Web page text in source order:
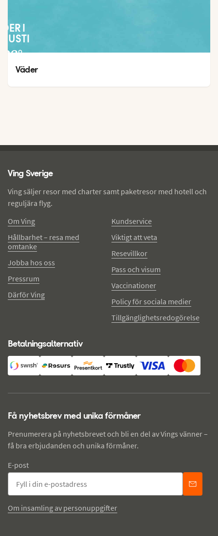
I
26°
21°
Väder
Ving Sverige
Ving säljer resor med charter samt paketresor med hotell och
reguljära flyg.
Om Ving
Hållbarhet – resa med
omtanke
Jobba hos oss
Pressrum
Därför Ving
Kundservice
Viktigt att veta
Resevillkor
Pass och visum
Vaccinationer
Policy för sociala medier
Tillgänglighetsredogörelse
Betalningsalternativ
Få nyhetsbrev med unika förmåner
Prenumerera på nyhetsbrevet och bli en del av Vings vänner –
få bra erbjudanden och unika förmåner.
E-post
Om insamling av personuppgifter